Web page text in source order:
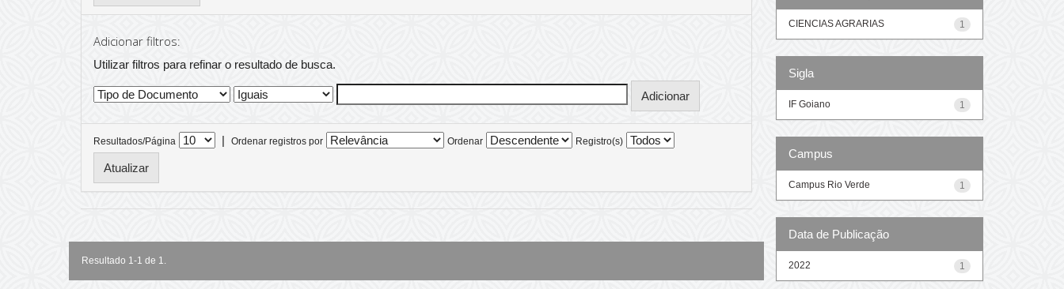
Adicionar filtros:
Utilizar filtros para refinar o resultado de busca.
Resultados/Página | Ordenar registros por Ordenar Registro(s)
Resultado 1-1 de 1.
1
CIENCIAS AGRARIAS
Sigla
1
IF Goiano
Campus
1
Campus Rio Verde
Data de Publicação
1
2022